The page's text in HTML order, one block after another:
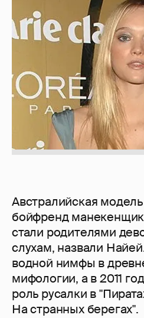
Австралийская модель
бойфренд
стали родителями
слухам, назвали
водной нимфы в
мифологии, а в 2011
роль русалки в
На странных берегах".